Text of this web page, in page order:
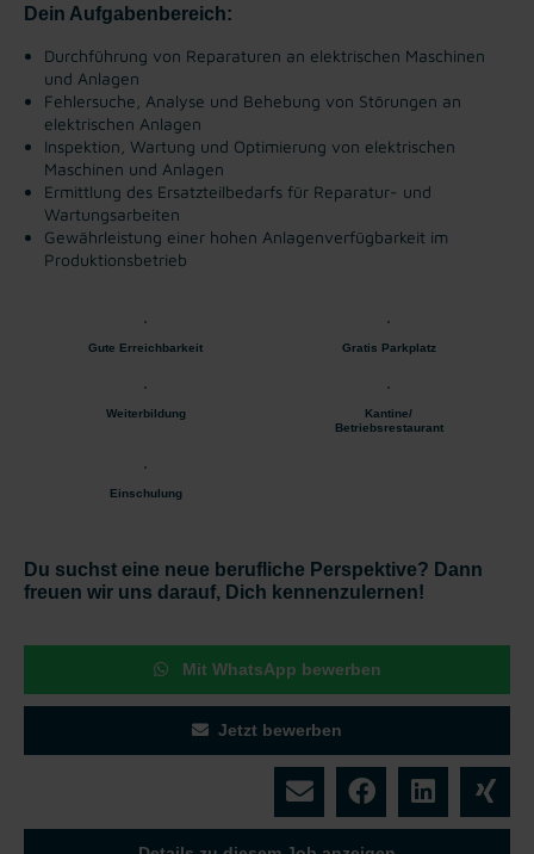
Dein Aufgabenbereich:
Durchführung von Reparaturen an elektrischen Maschinen
und Anlagen
Fehlersuche, Analyse und Behebung von Störungen an
elektrischen Anlagen
Inspektion, Wartung und Optimierung von elektrischen
Maschinen und Anlagen
Ermittlung des Ersatzteilbedarfs für Reparatur- und
Wartungsarbeiten
Gewährleistung einer hohen Anlagenverfügbarkeit im
Produktionsbetrieb
Gute Erreichbarkeit Gratis Parkplatz
Weiterbildung
Kantine/
Betriebsrestaurant
Einschulung
Du suchst eine neue berufliche Perspektive? Dann
freuen wir uns darauf, Dich kennenzulernen!
Mit WhatsApp bewerben
Jetzt bewerben